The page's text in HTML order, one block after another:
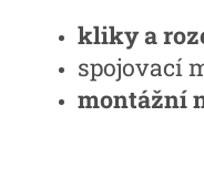
kliky a
spojovací
montážní